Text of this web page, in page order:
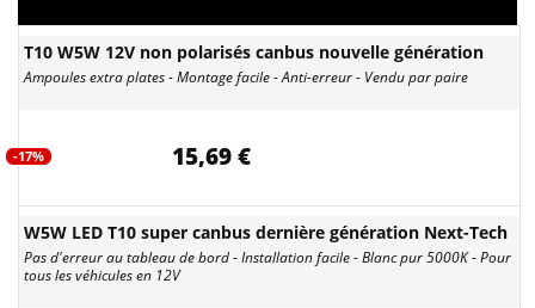
T10 W5W 12V non polarisés canbus nouvelle génération
Ampoules extra plates - Montage facile - Anti-erreur - Vendu par paire
-17% 15,69 €
W5W LED T10 super canbus dernière génération Next-Tech
Pas d'erreur au tableau de bord - Installation facile - Blanc pur 5000K - Pour
tous les véhicules en 12V